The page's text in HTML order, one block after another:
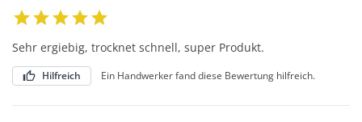
Sehr ergiebig, trocknet schnell, super Produkt.
Hilfreich Ein Handwerker fand diese Bewertung hilfreich.